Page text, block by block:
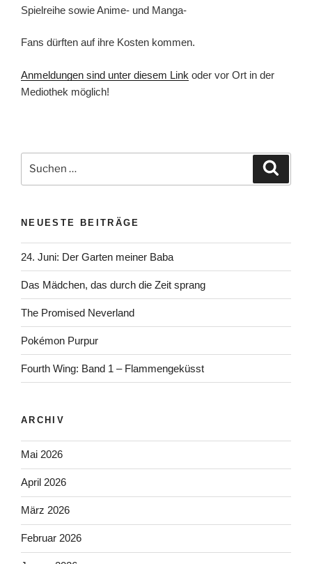
Spielreihe sowie Anime- und Manga-
Fans dürften auf ihre Kosten kommen.
Anmeldungen sind unter diesem Link oder vor Ort in der
Mediothek möglich!
nach:
NEUESTE BEITRÄGE
24. Juni: Der Garten meiner Baba
Das Mädchen, das durch die Zeit sprang
The Promised Neverland
Pokémon Purpur
Fourth Wing: Band 1 – Flammengeküsst
ARCHIV
Mai 2026
April 2026
März 2026
Februar 2026